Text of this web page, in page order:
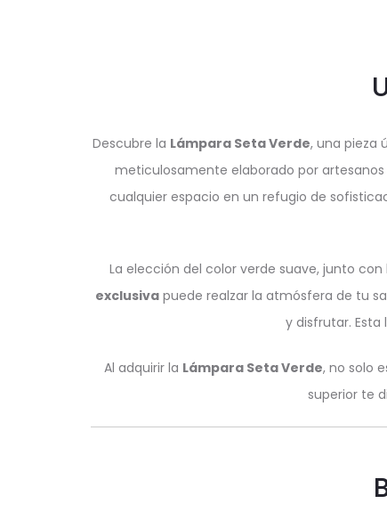
Descubre la Lámpara Seta Verde, una pieza
meticulosamente elaborado por
cualquier espacio en un refugio de
La elección del color verde suave, junto
exclusiva puede realzar la atmósfera de tu
y disfrutar.
Al adquirir la Lámpara Seta Verde, no solo
superior te